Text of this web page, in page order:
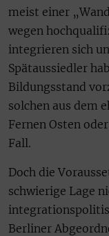
meist einer
wegen
integrieren sich
Spätaussiedler
Bildungsstand
solchen aus dem
Fernen Osten
Fall.
Doch die
schwierige Lage
Berliner